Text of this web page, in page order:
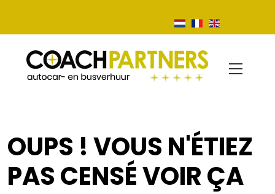
OUPS ! VOUS N'ÉTIEZ
PAS CENSÉ VOIR ÇA